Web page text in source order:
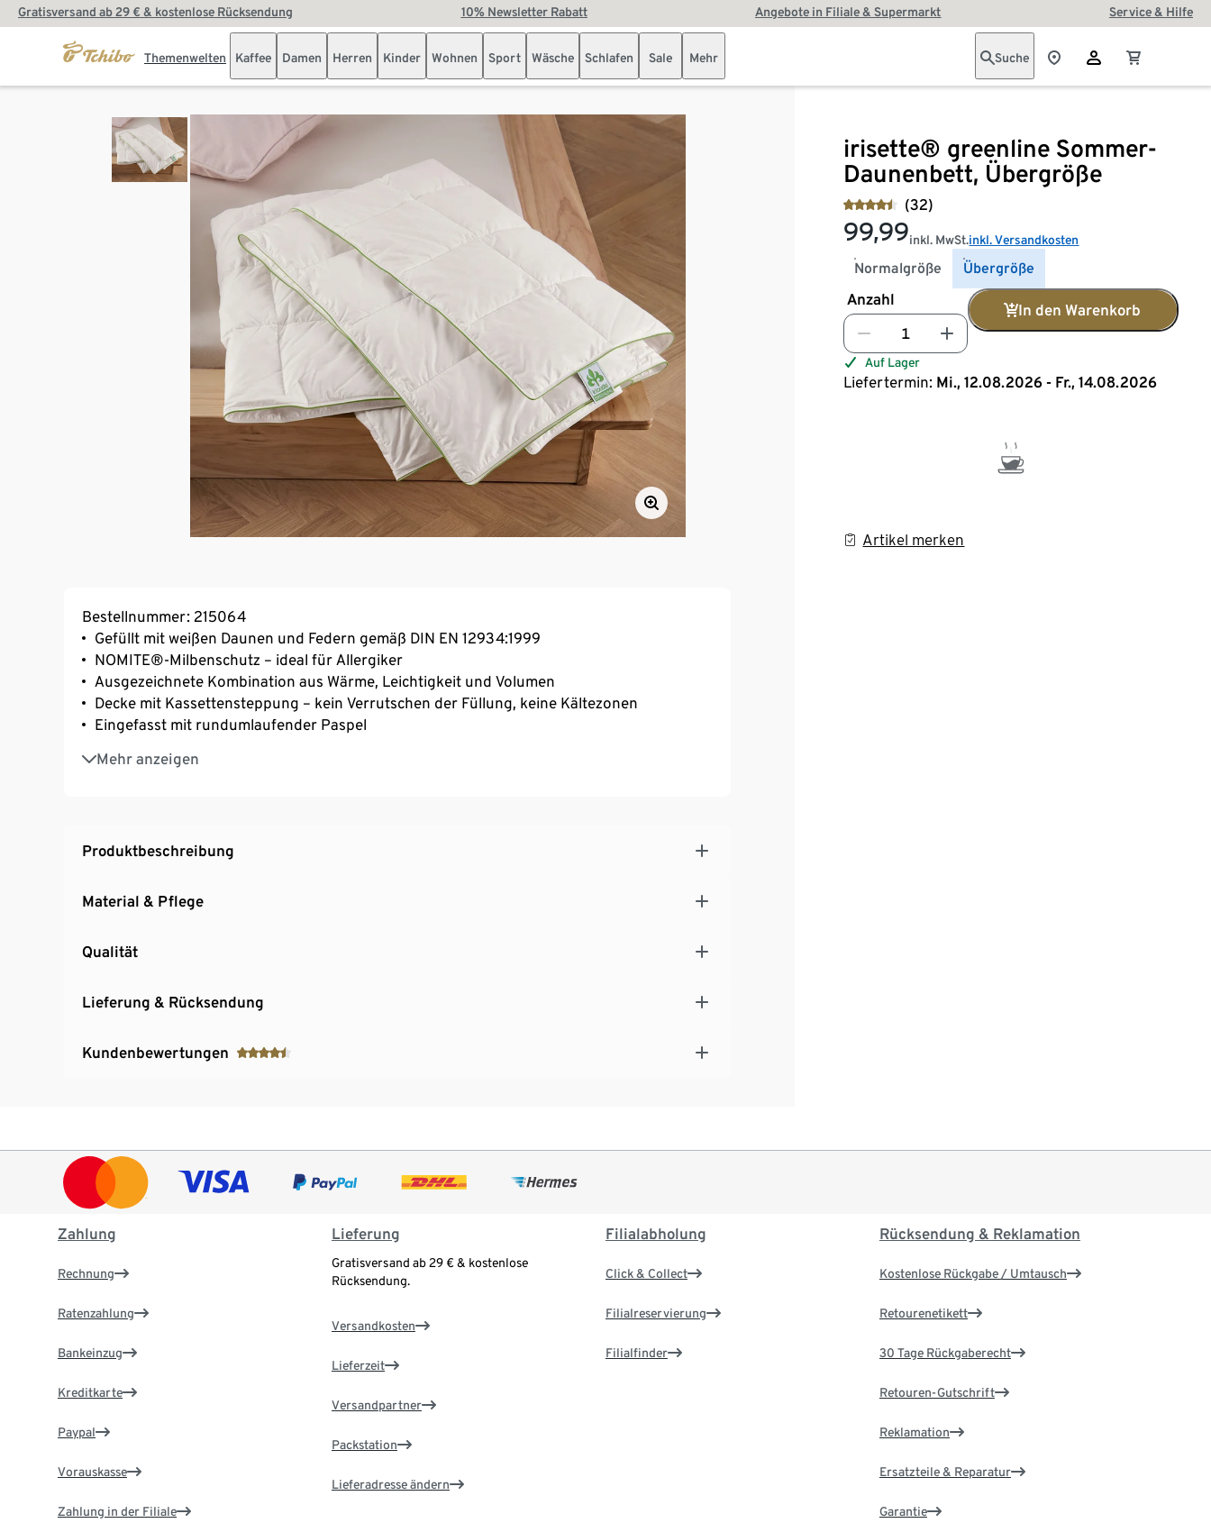
Gratisversand ab 29 € & kostenlose Rücksendung 10% Newsletter Rabatt Angebote in Filiale & Supermarkt Service & Hilfe
Themenwelten Kaffee Damen Herren Kinder Wohnen Sport Wäsche Schlafen Sale Mehr Suche
irisette® greenline Sommer-
Daunenbett, Übergröße
(32)
99,99inkl. MwSt.inkl. Versandkosten
Normalgröße Übergröße
Anzahl
In den Warenkorb
Auf Lager
Liefertermin: Mi., 12.08.2026 - Fr., 14.08.2026
Artikel merken
Bestellnummer: 215064
Gefüllt mit weißen Daunen und Federn gemäß DIN EN 12934:1999
NOMITE®-Milbenschutz – ideal für Allergiker
Ausgezeichnete Kombination aus Wärme, Leichtigkeit und Volumen
Decke mit Kassettensteppung – kein Verrutschen der Füllung, keine Kältezonen
Eingefasst mit rundumlaufender Paspel
Mehr anzeigen
Bezug aus Bio-Baumwolle
Wärmeklasse 1: leichte Sommerdecke mit geringem Wärmegrad
Produktbeschreibung
Material & Pflege
Qualität
Lieferung & Rücksendung
Kundenbewertungen
Zahlung
Rechnung
Ratenzahlung
Bankeinzug
Kreditkarte
Paypal
Vorauskasse
Zahlung in der Filiale
Lieferung
Gratisversand ab 29 € & kostenlose
Rücksendung.
Versandkosten
Lieferzeit
Versandpartner
Packstation
Lieferadresse ändern
Filialabholung
Click & Collect
Filialreservierung
Filialfinder
Rücksendung & Reklamation
Kostenlose Rückgabe / Umtausch
Retourenetikett
30 Tage Rückgaberecht
Retouren-Gutschrift
Reklamation
Ersatzteile & Reparatur
Garantie